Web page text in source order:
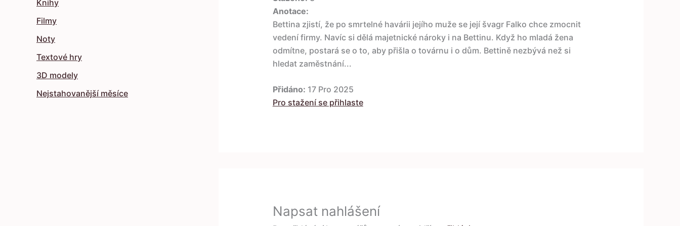
Knihy
Filmy
Noty
Textové hry
3D modely
Nejstahovanější měsíce
Anotace:
Bettina zjistí, že po smrtelné havárii jejího muže se její švagr Falko chce zmocnit
vedení firmy. Navíc si dělá majetnické nároky i na Bettinu. Když ho mladá žena
odmítne, postará se o to, aby přišla o továrnu i o dům. Bettině nezbývá než si
hledat zaměstnání...
Přidáno: 17 Pro 2025
Pro stažení se přihlaste
Napsat nahlášení